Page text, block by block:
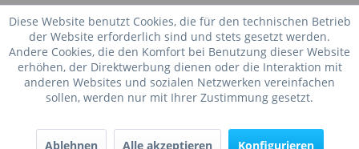
Diese Website benutzt Cookies, die für den technischen Betrieb
der Website erforderlich sind und stets gesetzt werden.
Andere Cookies, die den Komfort bei Benutzung dieser Website
erhöhen, der Direktwerbung dienen oder die Interaktion mit
anderen Websites und sozialen Netzwerken vereinfachen
sollen, werden nur mit Ihrer Zustimmung gesetzt.
Ablehnen Alle akzeptieren Konfigurieren